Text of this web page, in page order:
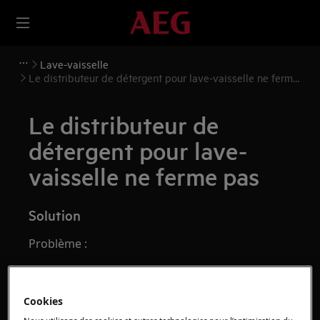
Lave-vaisselle
Le distributeur de détergent pour lave-vaisselle ne ferme
Le distributeur de
détergent pour lave-
vaisselle ne ferme pas
Solution
Problème :
Le distributeur de produit de lavage ne se
Concerne :
Cookies